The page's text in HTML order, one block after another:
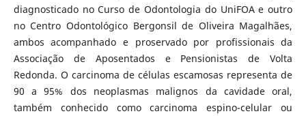
diagnosticado no Curso de Odontologia do UniFOA e outro
no Centro Odontológico Bergonsil de Oliveira Magalhães,
ambos acompanhado e proservado por profissionais da
Associação de Aposentados e Pensionistas de Volta
Redonda. O carcinoma de células escamosas representa de
90 a 95% dos neoplasmas malignos da cavidade oral,
também conhecido como carcinoma espino-celular ou